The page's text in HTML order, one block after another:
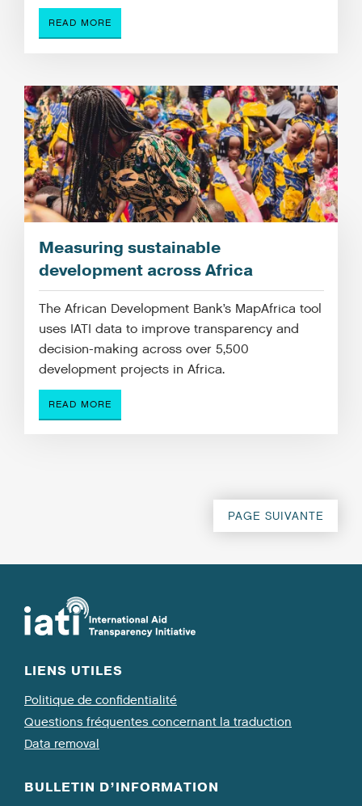
READ MORE
Measuring sustainable
development across Africa
The African Development Bank’s MapAfrica tool
uses IATI data to improve transparency and
decision-making across over 5,500
development projects in Africa.
READ MORE
PAGE SUIVANTE
LIENS UTILES
Politique de confidentialité
Questions fréquentes concernant la traduction
Data removal
BULLETIN D’INFORMATION